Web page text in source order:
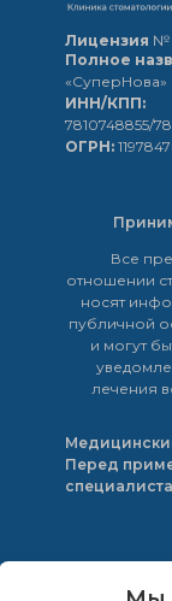
Лицензия №
Полное
«СуперНова»
ИНН/КПП:
7810748855/
ОГРН:
Все
отношении
носят
публичной
и могут
лечения
Перед